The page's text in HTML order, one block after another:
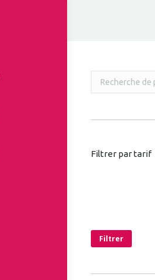
Filtrer par tarif
Filtrer